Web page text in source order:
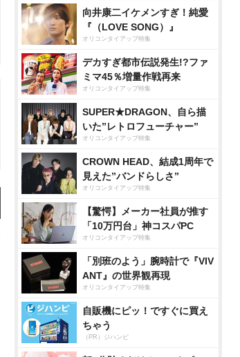
向井康二イケメンすぎ！純愛
『（LOVE SONG）』
オリコンタイアップ特集
デカすぎ都市伝説発生!?ファ
ミマ45％増量作戦再来
オリコンタイアップ特集
SUPER★DRAGON、自ら描
いた”レトロフューチャー”
オリコンタイアップ特集
CROWN HEAD、結成1周年で
見えた”バンドらしさ”
オリコンタイアップ特集
【驚愕】メーカー社員が推す
「10万円台」神コスパPC
オリコンタイアップ特集
「別班のよう」腕時計で『VIV
ANT』の世界観再現
オリコンタイアップ特集
自販機にピッ！ですぐに買え
ちゃう
（PR）ジハンピ